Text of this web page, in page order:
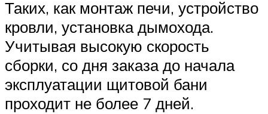
Таких, как монтаж печи, устройство
кровли, установка дымохода.
Учитывая высокую скорость
сборки, со дня заказа до начала
эксплуатации щитовой бани
проходит не более 7 дней.